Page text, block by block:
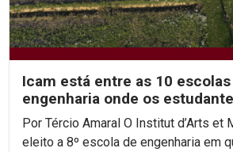
Icam está entre as 10
engenharia onde os
felizes
Por Tércio Amaral O Institut d’Arts et Métiers (Icam) foi
eleito a 8º escola de engenharia em